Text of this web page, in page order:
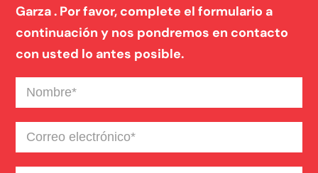
Garza . Por favor, complete el formulario a
continuación y nos pondremos en contacto
con usted lo antes posible.
Nombre(Required)
Correo
electrónico(Required)